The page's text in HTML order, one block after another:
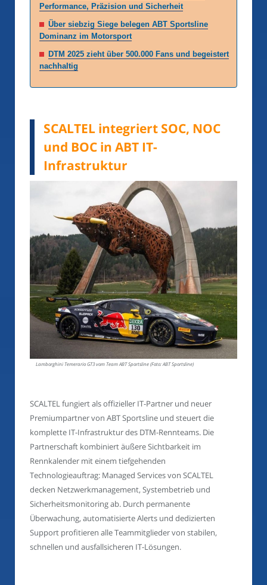
Performance, Präzision und Sicherheit
Über siebzig Siege belegen ABT Sportsline
Dominanz im Motorsport
DTM 2025 zieht über 500.000 Fans und begeistert
nachhaltig
SCALTEL integriert SOC, NOC
und BOC in ABT IT-
Infrastruktur
Lamborghini Temerario GT3 vom Team ABT Sportsline (Foto: ABT Sportsline)
SCALTEL fungiert als offizieller IT-Partner und neuer
Premiumpartner von ABT Sportsline und steuert die
komplette IT-Infrastruktur des DTM-Rennteams. Die
Partnerschaft kombiniert äußere Sichtbarkeit im
Rennkalender mit einem tiefgehenden
Technologieauftrag: Managed Services von SCALTEL
decken Netzwerkmanagement, Systembetrieb und
Sicherheitsmonitoring ab. Durch permanente
Überwachung, automatisierte Alerts und dedizierten
Support profitieren alle Teammitglieder von stabilen,
schnellen und ausfallsicheren IT-Lösungen.